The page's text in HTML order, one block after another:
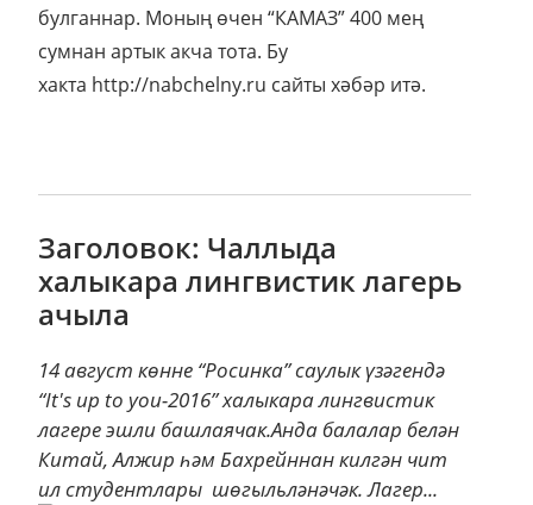
булганнар. Моның өчен “КАМАЗ” 400 мең
сумнан артык акча тота. Бу
хакта http://nabchelny.ru сайты хәбәр итә.
Заголовок: Чаллыда
халыкара лингвистик лагерь
ачыла
14 август көнне “Росинка” саулык үзәгендә
“It's up to you-2016” халыкара лингвистик
лагере эшли башлаячак.Анда балалар белән
Китай, Алжир һәм Бахрейннан килгән чит
ил студентлары шөгыльләнәчәк. Лагер...